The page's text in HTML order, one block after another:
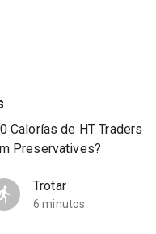
Calorías de HT Traders
Preservatives?
Trotar
6 minutos